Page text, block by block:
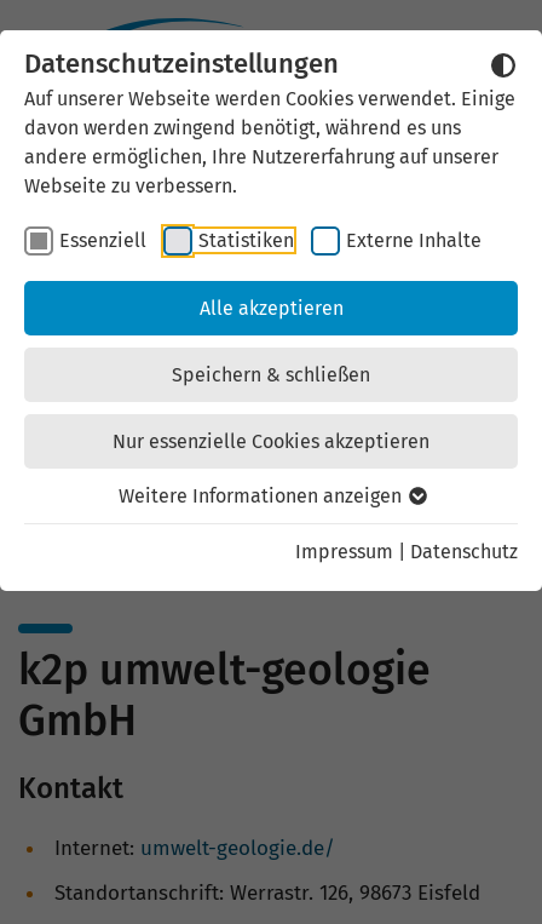
Datenschutzeinstellungen
Auf unserer Webseite werden Cookies verwendet. Einige
davon werden zwingend benötigt, während es uns
andere ermöglichen, Ihre Nutzererfahrung auf unserer
Webseite zu verbessern.
Essenziell Statistiken Externe Inhalte
Alle akzeptieren
Speichern & schließen
Nur essenzielle Cookies akzeptieren
Weitere Informationen anzeigen
Impressum Datenschutz
Externen Inhalt laden
Wir verwenden auf unserer
Website externe Inhalte, um Ihnen
zusätzliche Informationen
anzubieten. Einige externe Inhalte
(z.B. Google Maps, Youtube)
können persönliche Daten (z.B. IP-
Mit der Bestätigung erklären Sie
k2p umwelt-geologie
GmbH
Kontakt
Internet: umwelt-geologie.de/
Standortanschrift: Werrastr. 126, 98673 Eisfeld